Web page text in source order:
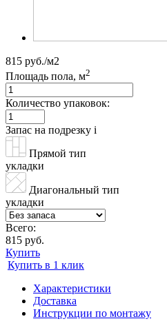
815 руб./м2
Площадь пола, м2
Количество упаковок:
Запас на подрезку i
Прямой тип
укладки
Диагональный тип
укладки
Всего:
815 руб.
Купить
Купить в 1 клик
Характеристики
Доставка
Инструкции по монтажу